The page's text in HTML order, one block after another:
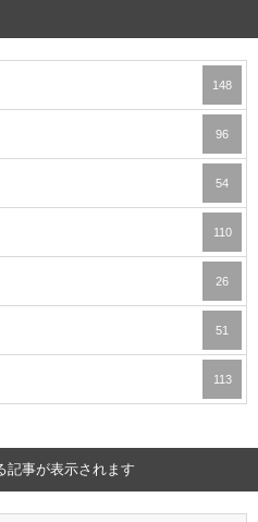
148
96
54
110
26
51
113
記事が表示されます